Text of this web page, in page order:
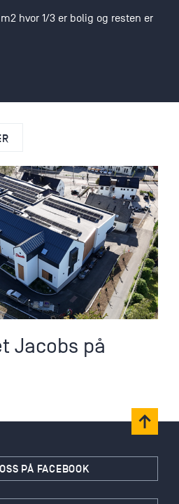
hvor 1/3 er bolig og resten er
Jacobs på
PÅ FACEBOOK